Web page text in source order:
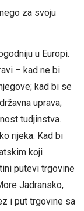
za svoju
u Europi.
– kad ne bi
kad bi se
uprava;
tudjinstva.
rijeka. Kad bi
koji
putevi trgovine
Jadransko,
i put trgovine sa